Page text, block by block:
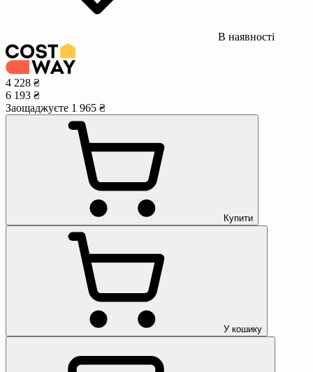
В наявності
4 228 ₴
6 193 ₴
Заощаджуєте 1 965 ₴
Купити
У кошику